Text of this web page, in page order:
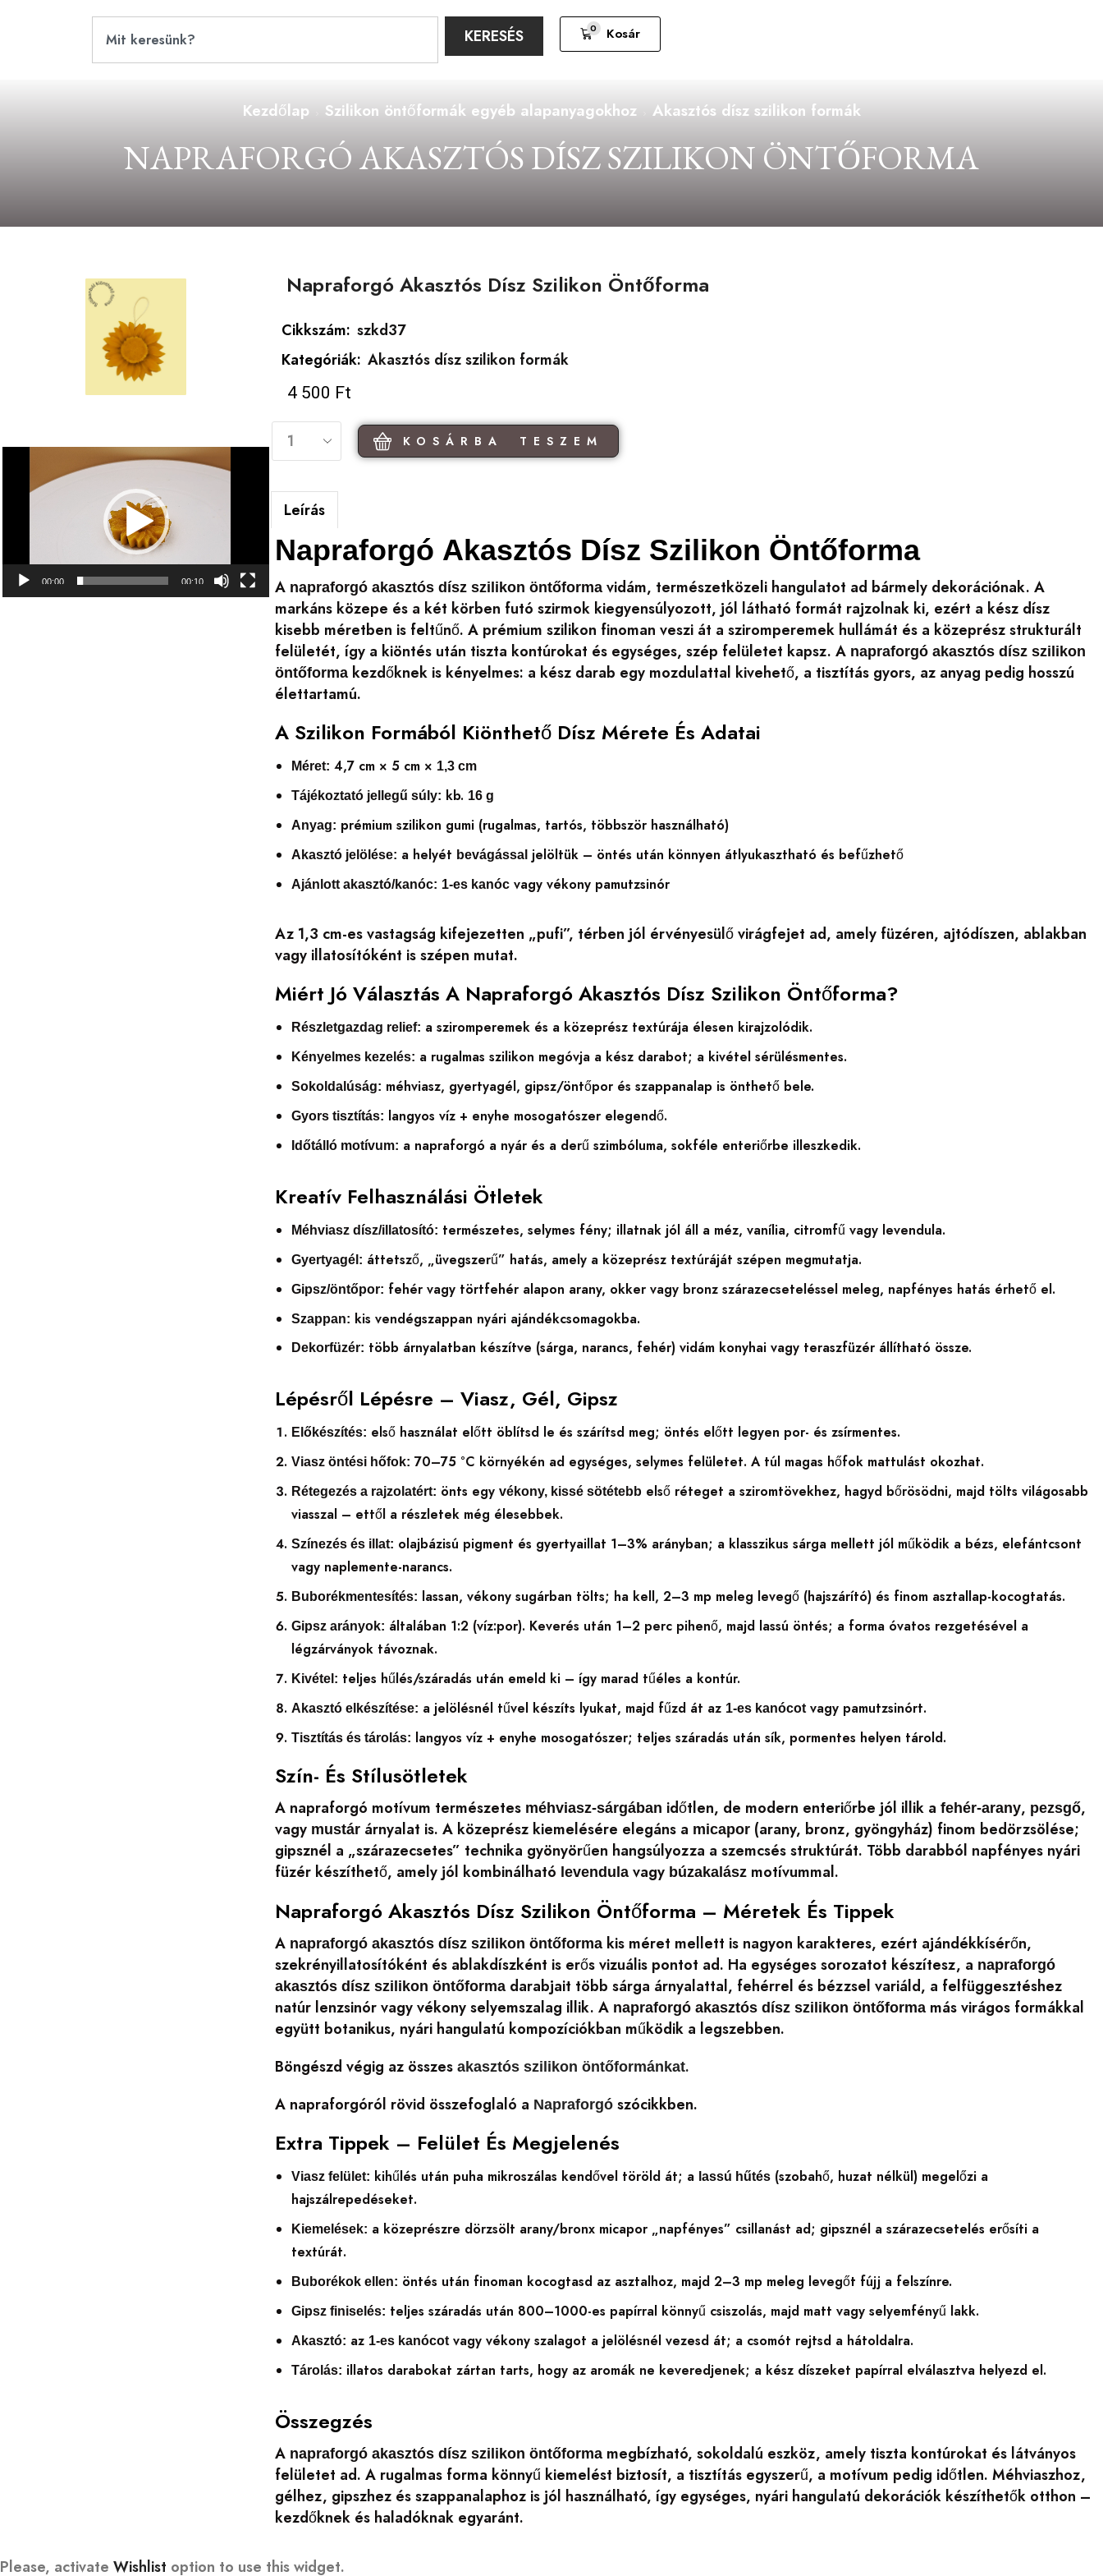
KERESÉS 0 Kosár
Kezdőlap Szilikon öntőformák egyéb alapanyagokhoz Akasztós dísz szilikon formák
NAPRAFORGÓ AKASZTÓS DÍSZ SZILIKON ÖNTŐFORMA
Videólejátszó
00:00 00:10
Napraforgó Akasztós Dísz Szilikon Öntőforma
Cikkszám: szkd37
Kategóriák: Akasztós dísz szilikon formák
4 500 Ft
KOSÁRBA TESZEM
Leírás
Napraforgó Akasztós Dísz Szilikon Öntőforma
A napraforgó akasztós dísz szilikon öntőforma vidám, természetközeli hangulatot ad bármely dekorációnak. A
markáns közepe és a két körben futó szirmok kiegyensúlyozott, jól látható formát rajzolnak ki, ezért a kész dísz
kisebb méretben is feltűnő. A prémium szilikon finoman veszi át a sziromperemek hullámát és a közeprész strukturált
felületét, így a kiöntés után tiszta kontúrokat és egységes, szép felületet kapsz. A napraforgó akasztós dísz szilikon
öntőforma kezdőknek is kényelmes: a kész darab egy mozdulattal kivehető, a tisztítás gyors, az anyag pedig hosszú
élettartamú.
A Szilikon Formából Kiönthető Dísz Mérete És Adatai
Méret: 4,7 cm × 5 cm × 1,3 cm
Tájékoztató jellegű súly: kb. 16 g
Anyag: prémium szilikon gumi (rugalmas, tartós, többször használható)
Akasztó jelölése: a helyét bevágással jelöltük – öntés után könnyen átlyukasztható és befűzhető
Ajánlott akasztó/kanóc: 1-es kanóc vagy vékony pamutzsinór
Az 1,3 cm-es vastagság kifejezetten „pufi”, térben jól érvényesülő virágfejet ad, amely füzéren, ajtódíszen, ablakban
vagy illatosítóként is szépen mutat.
Miért Jó Választás A Napraforgó Akasztós Dísz Szilikon Öntőforma?
Részletgazdag relief: a sziromperemek és a közeprész textúrája élesen kirajzolódik.
Kényelmes kezelés: a rugalmas szilikon megóvja a kész darabot; a kivétel sérülésmentes.
Sokoldalúság: méhviasz, gyertyagél, gipsz/öntőpor és szappanalap is önthető bele.
Gyors tisztítás: langyos víz + enyhe mosogatószer elegendő.
Időtálló motívum: a napraforgó a nyár és a derű szimbóluma, sokféle enteriőrbe illeszkedik.
Kreatív Felhasználási Ötletek
Méhviasz dísz/illatosító: természetes, selymes fény; illatnak jól áll a méz, vanília, citromfű vagy levendula.
Gyertyagél: áttetsző, „üvegszerű” hatás, amely a közeprész textúráját szépen megmutatja.
Gipsz/öntőpor: fehér vagy törtfehér alapon arany, okker vagy bronz szárazecseteléssel meleg, napfényes hatás érhető el.
Szappan: kis vendégszappan nyári ajándékcsomagokba.
Dekorfüzér: több árnyalatban készítve (sárga, narancs, fehér) vidám konyhai vagy teraszfüzér állítható össze.
Lépésről Lépésre – Viasz, Gél, Gipsz
Előkészítés: első használat előtt öblítsd le és szárítsd meg; öntés előtt legyen por- és zsírmentes.
Viasz öntési hőfok: 70–75 °C környékén ad egységes, selymes felületet. A túl magas hőfok mattulást okozhat.
Rétegezés a rajzolatért: önts egyvékony, kissé sötétebb első réteget a sziromtövekhez, hagyd bőrösödni, majd tölts világosabb
viasszal – ettől a részletek még élesebbek.
Színezés és illat: olajbázisú pigment és gyertyaillat 1–3% arányban; a klasszikus sárga mellett jól működik a bézs, elefántcsont
vagy naplemente-narancs.
Buborékmentesítés: lassan, vékony sugárban tölts; ha kell, 2–3 mp meleg levegő (hajszárító) és finom asztallap-kocogtatás.
Gipsz arányok: általában 1:2 (víz:por). Keverés után 1–2 perc pihenő, majd lassú öntés; a forma óvatos rezgetésével a
légzárványok távoznak.
Kivétel: teljes hűlés/száradás után emeld ki – így marad tűéles a kontúr.
Akasztó elkészítése: a jelölésnél tűvel készíts lyukat, majd fűzd át az 1-es kanócotvagy pamutzsinórt.
Tisztítás és tárolás: langyos víz + enyhe mosogatószer; teljes száradás után sík, pormentes helyen tárold.
Szín- És Stílusötletek
A napraforgó motívum természetes méhviasz-sárgában időtlen, de modern enteriőrbe jól illik afehér-arany, pezsgő,
vagy mustár árnyalat is. A közeprész kiemelésére elegáns a micapor (arany, bronz, gyöngyház) finom bedörzsölése;
gipsznél a „szárazecsetes” technika gyönyörűen hangsúlyozza a szemcsés struktúrát. Több darabból napfényes nyári
füzér készíthető, amely jól kombinálható levendula vagy búzakalász motívummal.
Napraforgó Akasztós Dísz Szilikon Öntőforma – Méretek És Tippek
A napraforgó akasztós dísz szilikon öntőforma kis méret mellett is nagyon karakteres, ezért ajándékkísérőn,
szekrényillatosítóként és ablakdíszként is erős vizuális pontot ad. Ha egységes sorozatot készítesz, a napraforgó
akasztós dísz szilikon öntőforma darabjait több sárga árnyalattal, fehérrel és bézzsel variáld, a felfüggesztéshez
natúr lenzsinór vagy vékony selyemszalag illik. A napraforgó akasztós dísz szilikon öntőforma más virágos formákkal
együtt botanikus, nyári hangulatú kompozíciókban működik a legszebben.
Böngészd végig az összesakasztós szilikon öntőformánkat.
A napraforgóról rövid összefoglaló a Napraforgó szócikkben.
Extra Tippek – Felület És Megjelenés
Viasz felület: kihűlés után puha mikroszálas kendővel töröld át; a lassú hűtés (szobahő, huzat nélkül) megelőzi a
hajszálrepedéseket.
Kiemelések: a közeprészre dörzsölt arany/bronx micapor „napfényes” csillanást ad; gipsznél a szárazecsetelés erősíti a
textúrát.
Buborékok ellen: öntés után finoman kocogtasd az asztalhoz, majd 2–3 mp meleg levegőt fújj a felszínre.
Gipsz finiselés: teljes száradás után 800–1000-es papírral könnyű csiszolás, majd matt vagy selyemfényű lakk.
Akasztó: az 1-es kanócotvagy vékony szalagot a jelölésnél vezesd át; a csomót rejtsd a hátoldalra.
Tárolás: illatos darabokat zártan tarts, hogy az aromák ne keveredjenek; a kész díszeket papírral elválasztva helyezd el.
Összegzés
A napraforgó akasztós dísz szilikon öntőforma megbízható, sokoldalú eszköz, amely tiszta kontúrokat és látványos
felületet ad. A rugalmas forma könnyű kiemelést biztosít, a tisztítás egyszerű, a motívum pedig időtlen. Méhviaszhoz,
gélhez, gipszhez és szappanalaphoz is jól használható, így egységes, nyári hangulatú dekorációk készíthetők otthon –
kezdőknek és haladóknak egyaránt.
Please, activate Wishlist option to use this widget.